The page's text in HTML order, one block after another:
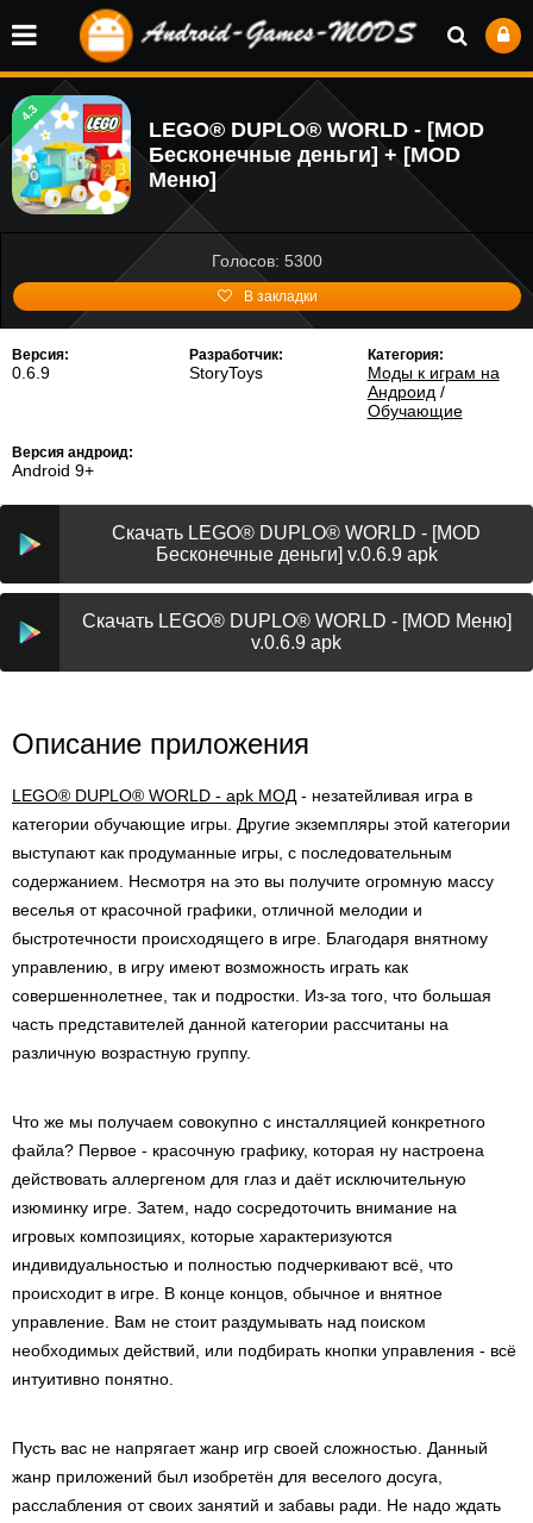
4.3
LEGO® DUPLO® WORLD - [MOD
Бесконечные деньги] + [MOD
Меню]
Голосов: 5300
В закладки
Версия:
0.6.9
Разработчик:
StoryToys
Категория:
Моды к играм на
Андроид /
Обучающие
Версия андроид:
Android 9+
Скачать LEGO® DUPLO® WORLD - [MOD
Бесконечные деньги] v.0.6.9 apk
Скачать LEGO® DUPLO® WORLD - [MOD Меню]
v.0.6.9 apk
Описание приложения
LEGO® DUPLO® WORLD - apk МОД - незатейливая игра в
категории обучающие игры. Другие экземпляры этой категории
выступают как продуманные игры, с последовательным
содержанием. Несмотря на это вы получите огромную массу
веселья от красочной графики, отличной мелодии и
быстротечности происходящего в игре. Благодаря внятному
управлению, в игру имеют возможность играть как
совершеннолетнее, так и подростки. Из-за того, что большая
часть представителей данной категории рассчитаны на
различную возрастную группу.
Что же мы получаем совокупно с инсталляцией конкретного
файла? Первое - красочную графику, которая ну настроена
действовать аллергеном для глаз и даёт исключительную
изюминку игре. Затем, надо сосредоточить внимание на
игровых композициях, которые характеризуются
индивидуальностью и полностью подчеркивают всё, что
происходит в игре. В конце концов, обычное и внятное
управление. Вам не стоит раздумывать над поиском
необходимых действий, или подбирать кнопки управления - всё
интуитивно понятно.
Пусть вас не напрягает жанр игр своей сложностью. Данный
жанр приложений был изобретён для веселого досуга,
расслабления от своих занятий и забавы ради. Не надо ждать